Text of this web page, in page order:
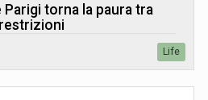
torna la paura tra
Life